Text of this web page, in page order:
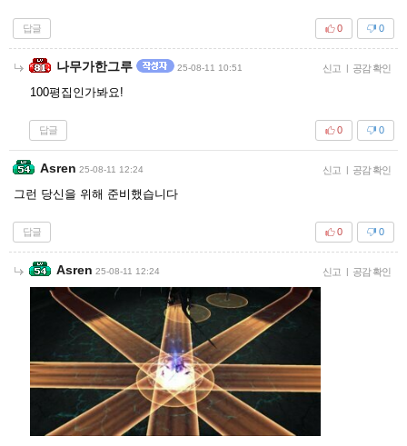
답글 0
0
나무가한그루 25-08-11 10:51 신고 | 공감 확인
100평집인가봐요!
답글 0
0
Asren 25-08-11 12:24 신고 | 공감 확인
그런 당신을 위해 준비했습니다
답글 0
0
Asren 25-08-11 12:24 신고 | 공감 확인